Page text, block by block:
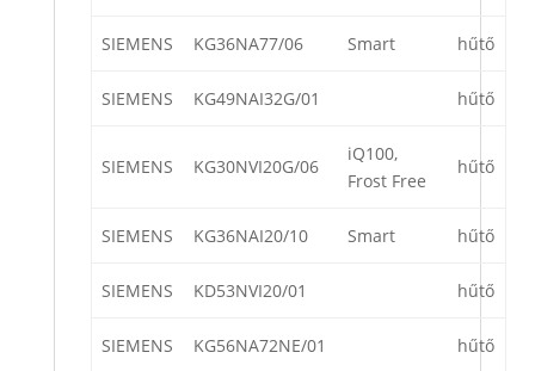
SIEMENS KG36NA77/06 Smart hűtő
SIEMENS KG49NAI32G/01 hűtő
SIEMENS KG30NVI20G/06
iQ100,
Frost Free
hűtő
SIEMENS KG36NAI20/10 Smart hűtő
SIEMENS KD53NVI20/01 hűtő
SIEMENS KG56NA72NE/01 hűtő